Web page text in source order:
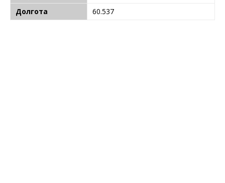
Долгота
60.537